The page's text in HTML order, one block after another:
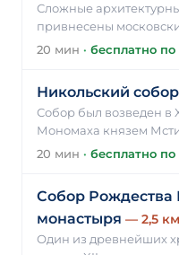
Сложные
привнесены
20 мин · бесплатно
Никольский собор
Собор был возведен в
Мономаха князем
20 мин · бесплатно по
Собор Рождества
монастыря — 2,5 км
Один из древнейших